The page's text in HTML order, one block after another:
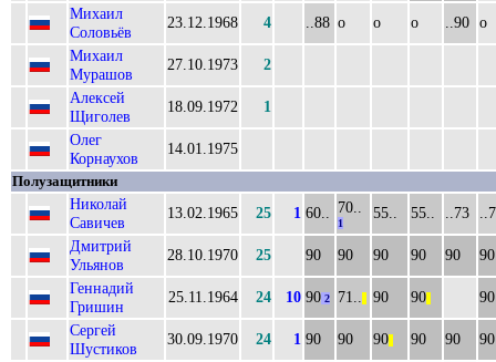
Михаил
Соловьёв
23.12.1968 4 ..88 о о о ..90 о
Михаил
Мурашов
27.10.1973
2
Алексей
Щиголев
18.09.1972
1
Олег
Корнаухов
14.01.1975
Полузащитники
Николай
Савичев
13.02.1965 25 1 60.. 70..
1
55.. 55.. ..73
Дмитрий
Ульянов
28.10.1970 25 90 90 90 90 90
90
Геннадий
Гришин
25.11.1964 24 10 90 2 71.. 90 90
90
Сергей
Шустиков
30.09.1970 24 1 90 90 90 90 90
90